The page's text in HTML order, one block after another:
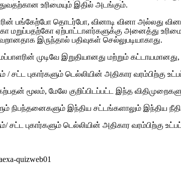
உரிமையும் இதில் அடங்கும்.
பங்கேற்போ தொடர்போ, வினாடி வினா அல்லது
மறுப்பதற்கோ ஏற்பாட்டாளர்களுக்கு அனைத்து
இருந்தால் பதிவுகள் செல்லுபடியாகாது.
முடிவே இறுதியானது மற்றும்
சட்ட புகார்களும் டெல்லியின் அதிகார
மூலம், மேலே குறிப்பிடப்பட்ட இந்த
நிபந்தனைகளும் இந்திய சட்டங்களாலும் இந்திய
சட்ட புகார்களும் டெல்லியின் அதிகார
quizweb01